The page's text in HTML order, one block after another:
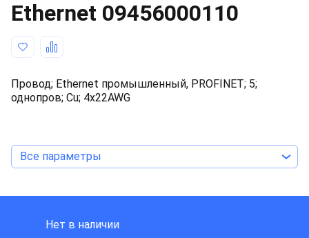
Ethernet 09456000110
Провод; Ethernet промышленный, PROFINET; 5;
однопров; Cu; 4x22AWG
Все параметры
Нет в наличии